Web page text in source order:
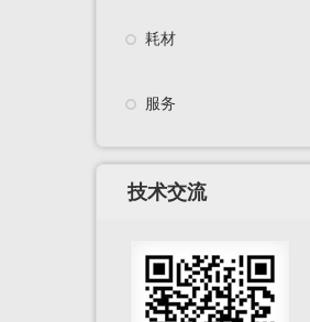
耗材
服务
技术交流